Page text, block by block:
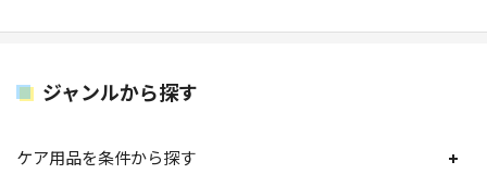
ジャンルから探す
ケア用品を条件から探す